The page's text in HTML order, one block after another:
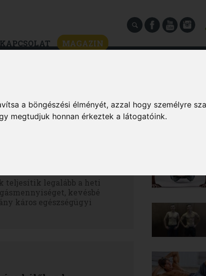
a böngészési élményét, azzal hogy személyre
megtudjuk honnan érkeztek a látogatóink.
KAPCSOLAT
MAGAZIN
teljesítik legalább a heti
kevésbé
káros egészségügyi